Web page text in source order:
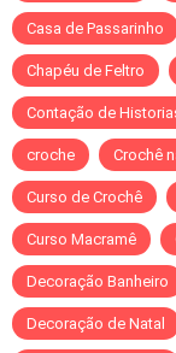
Casa de Passarinho
Chapéu de Feltro
Contação de
croche Crochê
Curso de Crochê
Curso Macramê
Decoração Banheiro
Decoração de Natal